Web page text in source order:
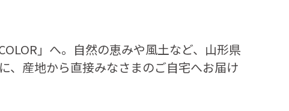
」へ。自然の恵みや風土など、山形県
、産地から直接みなさまのご自宅へお届け